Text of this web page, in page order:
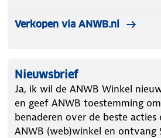
Verkopen via ANWB.nl
Nieuwsbrief
Ja, ik wil de ANWB Winkel
en geef ANWB toestemming
benaderen over de beste
ANWB (web)winkel en ontvang